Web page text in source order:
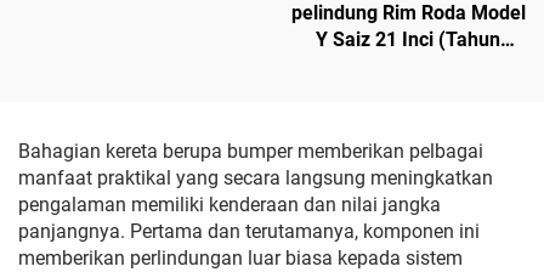
untuk Penggantian Lampu
Depan Model 3/Y serta
Eksport Merentas
Sempadan
pelindung Rim Roda Model
Y Saiz 21 Inci (Tahun
Bahagian kereta berupa bumper memberikan pelbagai
manfaat praktikal yang secara langsung meningkatkan
pengalaman memiliki kenderaan dan nilai jangka
panjangnya. Pertama dan terutamanya, komponen ini
memberikan perlindungan luar biasa kepada sistem